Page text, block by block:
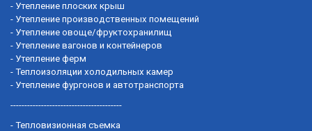
- Утепление плоских крыш
- Утепление производственных помещений
- Утепление овоще/фруктохранилищ
- Утепление вагонов и контейнеров
- Утепление ферм
- Теплоизоляции холодильных камер
- Утепление фургонов и автотранспорта
----------------------------------------
- Тепловизионная съемка